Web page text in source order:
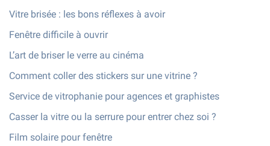
Vitre brisée : les bons réflexes à avoir
Fenêtre difficile à ouvrir
L’art de briser le verre au cinéma
Comment coller des stickers sur une vitrine ?
Service de vitrophanie pour agences et graphistes
Casser la vitre ou la serrure pour entrer chez soi ?
Film solaire pour fenêtre